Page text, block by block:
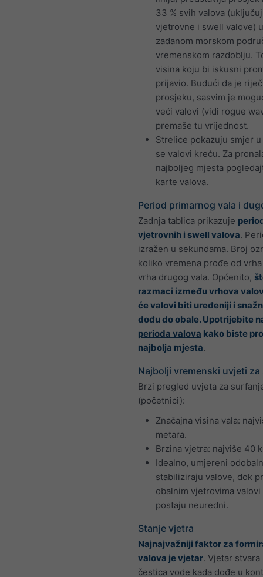
33 % svih valova
vjetrovne i swell valove) u
zadanom morskom
vremenskom razdoblju.
visina koju bi iskusni
prijavio. Budući da je
prosjeku, sasvim je
veći valovi (vidi rogue
premaše tu vrijednost.
Strelice pokazuju smjer
se valovi kreću. Za
najboljeg mjesta
karte valova.
Period primarnog vala i
Zadnja tablica prikazuje
vjetrovnih i swell valova.
izražen u sekundama. Broj
koliko vremena prođe od
vrha drugog vala. Općenito,
razmaci između vrhova
će valovi biti uređeniji i
dođu do obale. Upotrijebite
perioda valova kako biste
najbolja mjesta.
Najbolji vremenski uvjeti
Brzi pregled uvjeta za
(početnici):
Značajna visina vala:
metara.
Brzina vjetra: najviše 40
Idealno, umjereni
stabiliziraju valove, dok
obalnim vjetrovima valovi
postaju neuredni.
Stanje vjetra
Najnajvažniji faktor za
valova je vjetar. Vjetar
čestica vode kada dođe u